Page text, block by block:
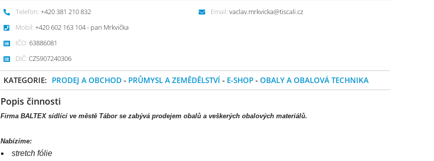
Telefon: +420 381 210 832
Mobil: +420 602 163 104 - pan Mrkvička
IČO: 63886081
DIČ: CZ5907240306
Email: vaclav.mrkvicka@tiscali.cz
KATEGORIE: PRODEJ A OBCHOD - PRŮMYSL A ZEMĚDĚLSTVÍ - E-SHOP - OBALY A OBALOVÁ TECHNIKA
Popis činnosti
Firma BALTEX sídlící ve městě Tábor se zabývá prodejem obalů a veškerých obalových materiálů.
Nabízíme:
stretch fólie